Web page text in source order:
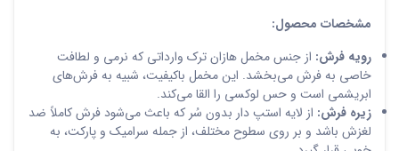
مشخصات محصول:
رویه فرش: از جنس مخمل هازان ترک وارداتی که نرمی و لطافت
خاصی به فرش می‌بخشد. این مخمل باکیفیت، شبیه به فرش‌های
ابریشمی است و حس لوکسی را القا می‌کند.
زیره فرش: از لایه استپ دار بدون سُر که باعث می‌شود فرش کاملاً ضد
لغزش باشد و بر روی سطوح مختلف، از جمله سرامیک و پارکت، به